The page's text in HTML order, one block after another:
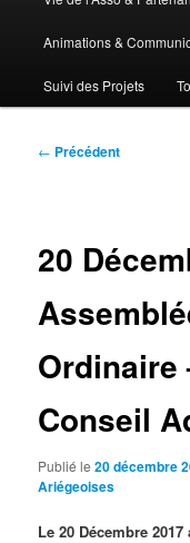
Animations &
Suivi des Projets
Navigation
← Précédent
20
Ordinaire
Conseil
Publié le20 décembre
Ariégeoises
Le 20 Décembre